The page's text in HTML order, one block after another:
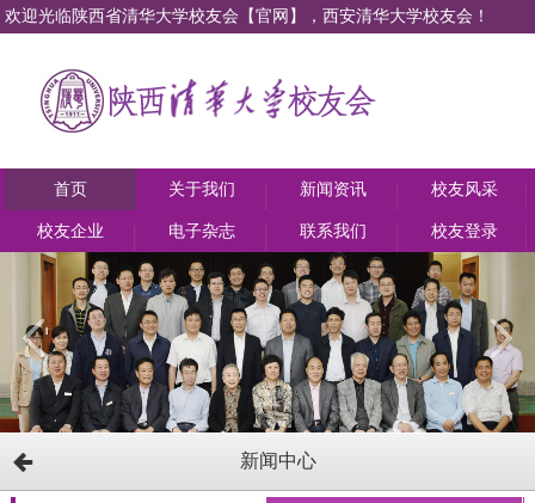
欢迎光临陕西省清华大学校友会【官网】，西安清华大学校友会！
首页 关于我们 新闻资讯 校友风采
校友企业 电子杂志 联系我们 校友登录
新闻中心